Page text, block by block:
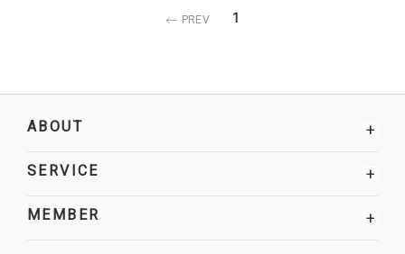
PREV 1
ABOUT +
SERVICE +
MEMBER +